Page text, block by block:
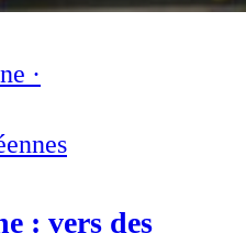
·
: vers des